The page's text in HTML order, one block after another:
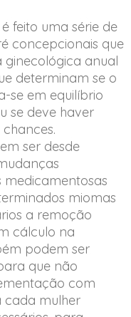
feito uma série de
concepcionais que
ginecológica anual
determinam se o
se em equilíbrio
se deve haver
ser desde
miomas
a remoção
cálculo na
podem ser
que não
com
cada mulher